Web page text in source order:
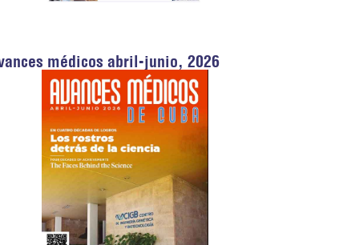
médicos abril-junio, 2026